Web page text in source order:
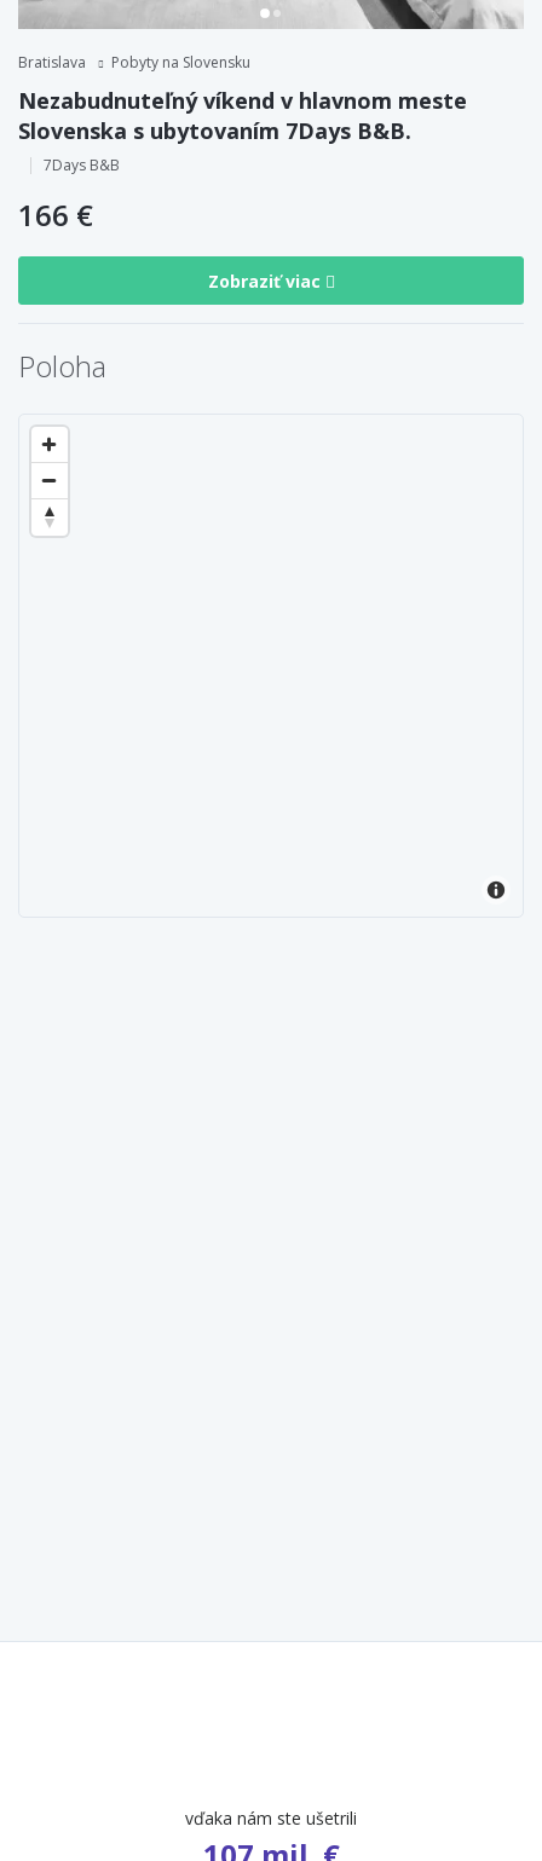
Bratislava Pobyty na Slovensku
Nezabudnuteľný víkend v hlavnom meste
Slovenska s ubytovaním 7Days B&B.
7Days B&B
166 €
Zobraziť viac
Poloha
vďaka nám ste ušetrili